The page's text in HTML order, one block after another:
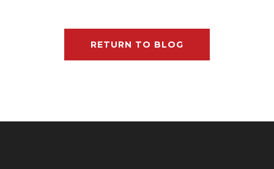
RETURN TO BLOG